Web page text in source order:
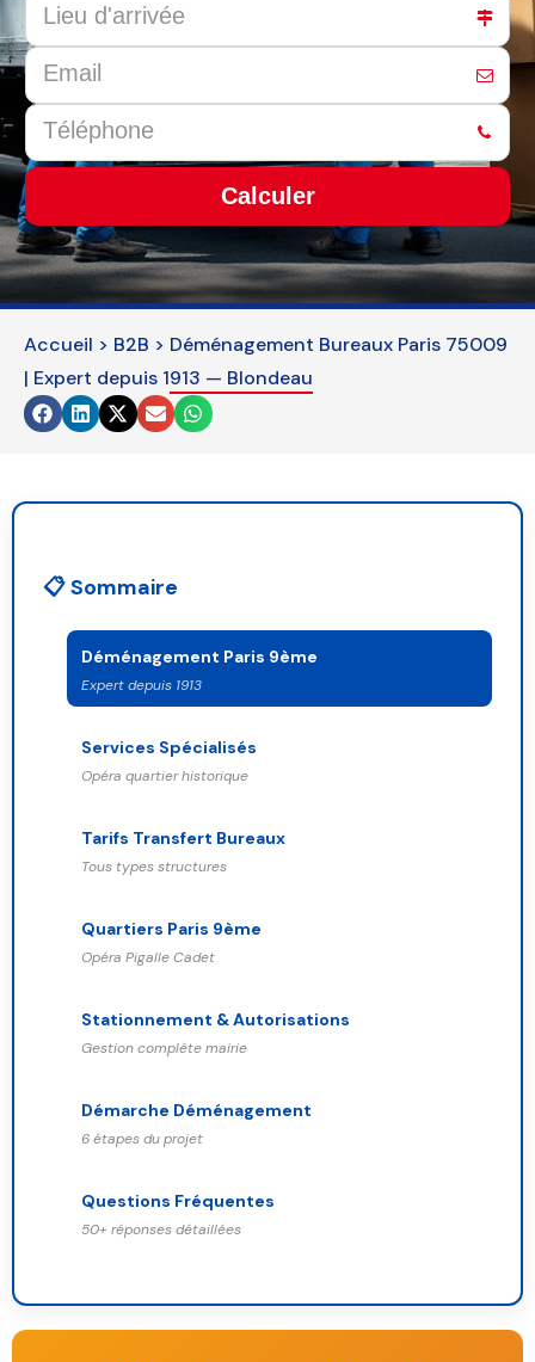
Calculer
This
field
should
be
left
blank
Accueil > B2B > Déménagement Bureaux Paris 75009
| Expert depuis 1913 — Blondeau
📋 Sommaire
Déménagement Paris 9ème
Expert depuis 1913
Services Spécialisés
Opéra quartier historique
Tarifs Transfert Bureaux
Tous types structures
Quartiers Paris 9ème
Opéra Pigalle Cadet
Stationnement & Autorisations
Gestion complète mairie
Démarche Déménagement
6 étapes du projet
Questions Fréquentes
50+ réponses détaillées